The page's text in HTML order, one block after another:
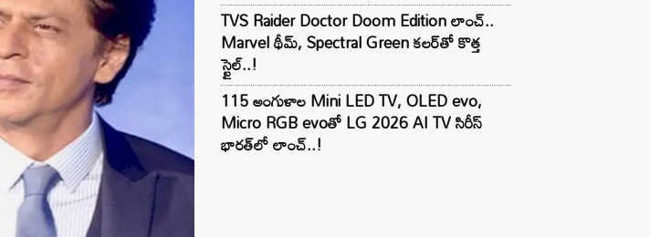
TVS Raider Doctor Doom Edition లాంచ్..
Marvel థీమ్, Spectral Green కలర్‌తో కొత్త
స్టైల్..!
115 అంగుళాల Mini LED TV, OLED evo,
Micro RGB evoతో LG 2026 AI TV సిరీస్
భారత్‌లో లాంచ్..!